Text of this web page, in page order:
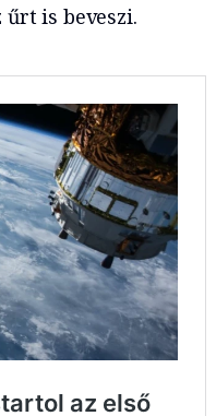
űrt is beveszi.